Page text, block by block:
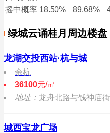
摇中概率 18.50% 89.68%
绿城云诵桂月周边楼盘
龙湖交投西站·杭与城
余杭
36100元/㎡
地址： 龙舟北路与钱神庙
城西宝龙广场